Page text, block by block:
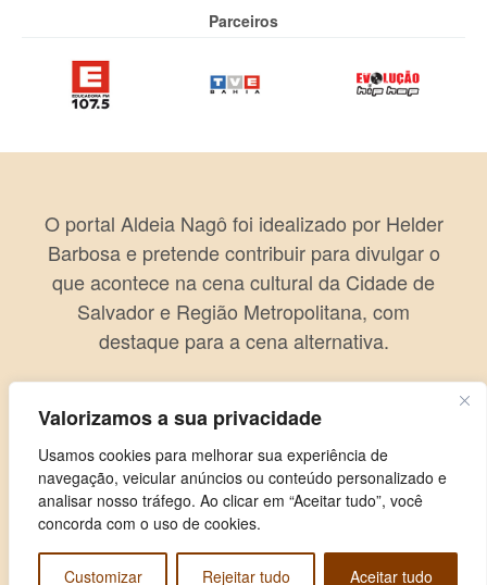
Valorizamos a sua privacidade
Usamos cookies para melhorar sua experiência de
navegação, veicular anúncios ou conteúdo personalizado e
analisar nosso tráfego. Ao clicar em “Aceitar tudo”, você
concorda com o uso de cookies.
Customizar Rejeitar tudo Aceitar tudo
Parceiros
O portal Aldeia Nagô foi idealizado por Helder
Barbosa e pretende contribuir para divulgar o
que acontece na cena cultural da Cidade de
Salvador e Região Metropolitana, com
destaque para a cena alternativa.